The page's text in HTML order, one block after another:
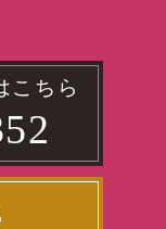
こちら